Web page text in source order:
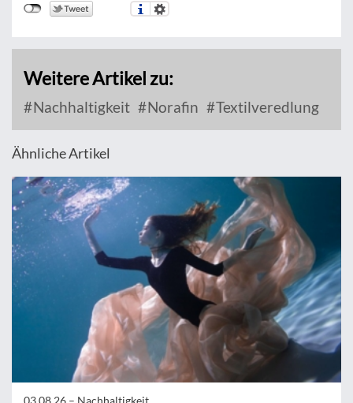
Weitere Artikel zu:
Nachhaltigkeit Norafin Textilveredlung
Ähnliche Artikel
03.08.26 – Nachhaltigkeit